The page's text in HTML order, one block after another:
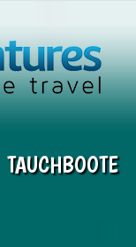
TAUCHBOOTE